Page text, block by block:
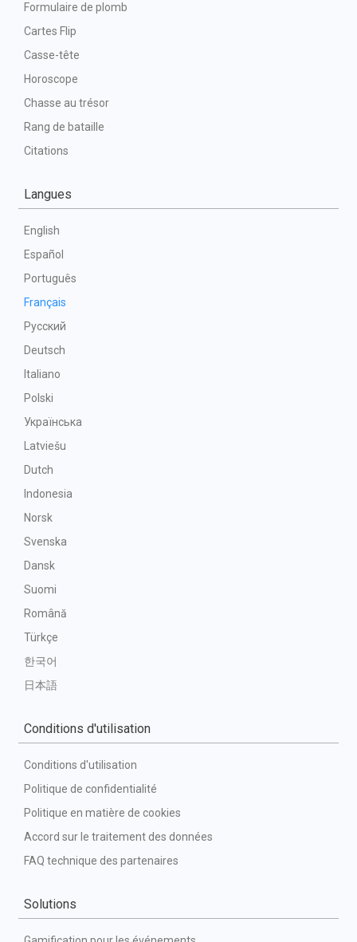
Formulaire de plomb
Cartes Flip
Casse-tête
Horoscope
Chasse au trésor
Rang de bataille
Citations
Langues
English
Español
Português
Français
Русский
Deutsch
Italiano
Polski
Українська
Latviešu
Dutch
Indonesia
Norsk
Svenska
Dansk
Suomi
Română
Türkçe
한국어
日本語
Conditions d'utilisation
Conditions d'utilisation
Politique de confidentialité
Politique en matière de cookies
Accord sur le traitement des données
FAQ technique des partenaires
Solutions